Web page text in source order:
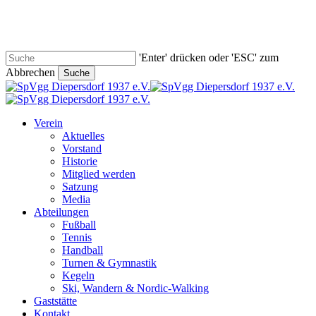
content
'Enter' drücken oder 'ESC' zum
Abbrechen
Suche
Close
Search
search
Menu
Verein
Aktuelles
Vorstand
Historie
Mitglied werden
Satzung
Media
Abteilungen
Fußball
Tennis
Handball
Turnen & Gymnastik
Kegeln
Ski, Wandern & Nordic-Walking
Gaststätte
Kontakt